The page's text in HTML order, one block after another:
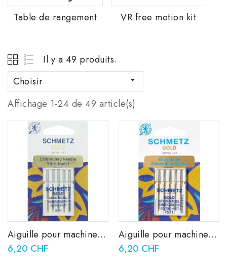
Table de rangement VR free motion kit
Il y a 49 produits.
Choisir

Affichage 1-24 de 49 article(s)
Aiguille pour machine a
broder Schmetz Gold T
90
6,20 CHF
Aiguille pour machine a
broder Schmetz Gold T
75
6,20 CHF